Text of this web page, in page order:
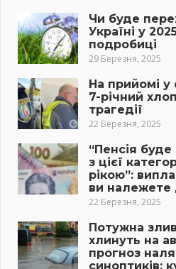
Чи буде
Україні у
подробиці
29 Березня, 2025
На прийомі
7-річний
трагедії
22 Березня, 2025
“Пенсія
з цієї
рікою”:
ви належете
22 Березня, 2025
Потужна
хлинуть на
прогноз
синоптиків: